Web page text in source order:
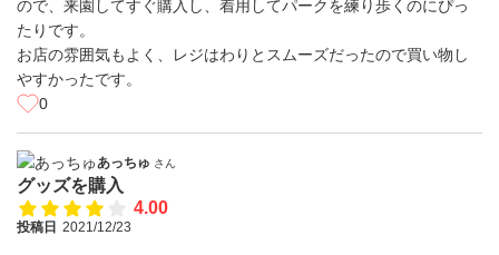
ので、来園してすぐ購入し、着用してパークを練り歩くのにぴっ
たりです。
お店の雰囲気もよく、レジはわりとスムーズだったので買い物し
やすかったです。
0
あっちゅ さん
グッズを購入
4.00
投稿日 2021/12/23